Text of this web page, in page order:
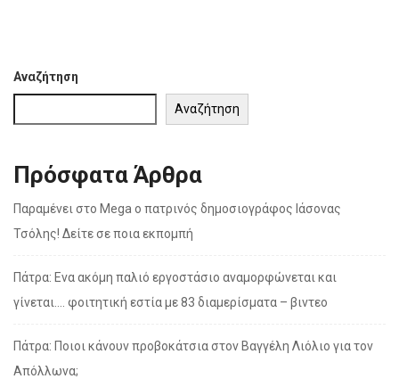
Αναζήτηση
Αναζήτηση
Πρόσφατα Άρθρα
Παραμένει στο Mega ο πατρινός δημοσιογράφος Ιάσονας
Τσόλης! Δείτε σε ποια εκπομπή
Πάτρα: Ενα ακόμη παλιό εργοστάσιο αναμορφώνεται και
γίνεται…. φοιτητική εστία με 83 διαμερίσματα – βιντεο
Πάτρα: Ποιοι κάνουν προβοκάτσια στον Βαγγέλη Λιόλιο για τον
Απόλλωνα;